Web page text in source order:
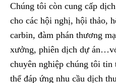
Chúng tôi còn cung cấp
cho các hội nghị, hội thảo,
carbin, đàm phán thương
xưởng, phiên dịch dự
chuyên nghiệp chúng tôi
thể đáp ứng nhu cầu dịch